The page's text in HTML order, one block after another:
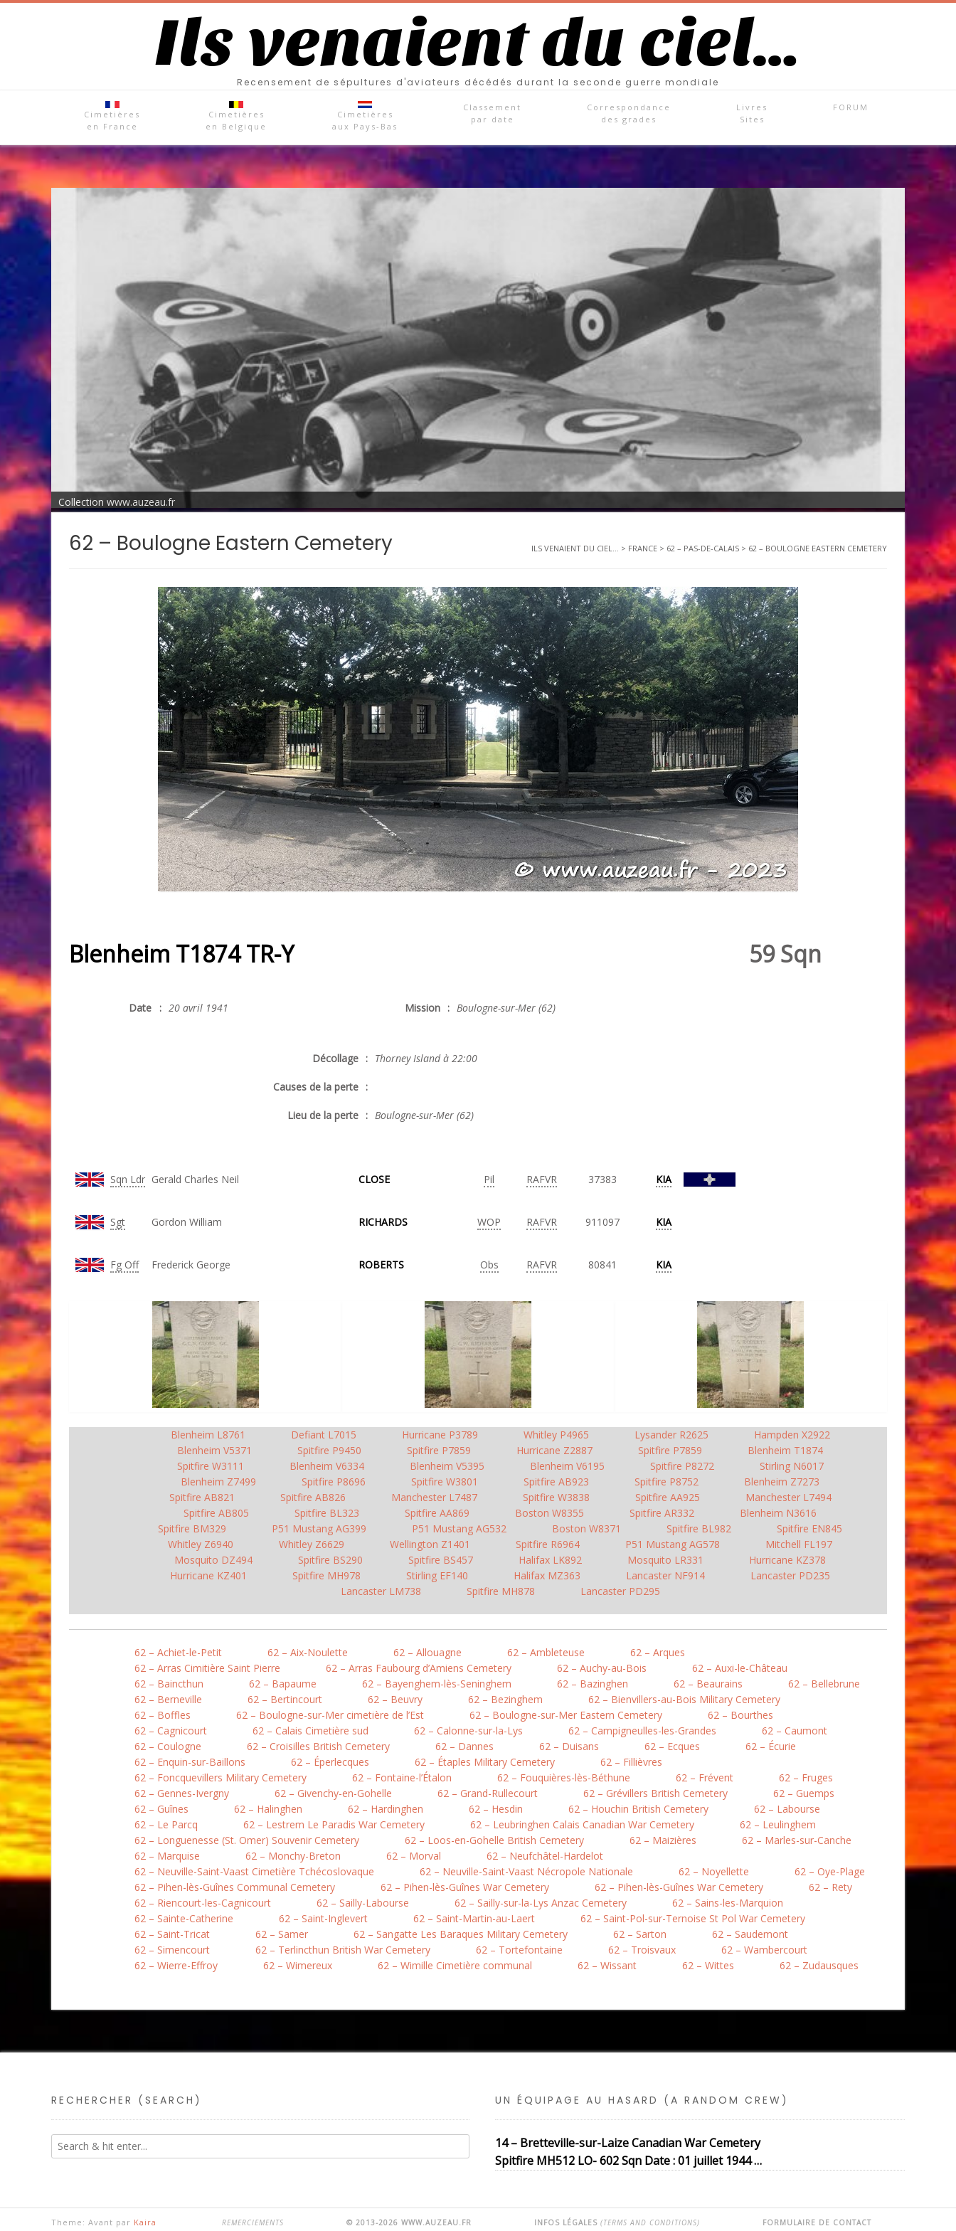
Ils venaient du ciel…
Recensement de sépultures d'aviateurs décédés durant la seconde guerre mondiale
Cimetières
en France
Cimetières
en Belgique
Cimetières
aux Pays-Bas
Classement
par date
Correspondance
des grades
Livres
Sites
FORUM
Collection www.auzeau.fr
62 – Boulogne Eastern Cemetery ILS VENAIENT DU CIEL... > FRANCE > 62 – PAS-DE-CALAIS > 62 – BOULOGNE EASTERN CEMETERY
Blenheim T1874 TR-Y 59 Sqn
Date : 20 avril 1941 Mission : Boulogne-sur-Mer (62)
Décollage : Thorney Island à 22:00
Causes de la perte :
Lieu de la perte : Boulogne-sur-Mer (62)
Sqn Ldr Gerald Charles Neil CLOSE Pil RAFVR 37383 KIA
Sgt Gordon William RICHARDS WOP RAFVR 911097 KIA
Fg Off Frederick George ROBERTS Obs RAFVR 80841 KIA
Blenheim L8761 Defiant L7015 Hurricane P3789 Whitley P4965 Lysander R2625
Hampden X2922
Blenheim V5371
Spitfire P9450 Spitfire P7859 Hurricane Z2887 Spitfire P7859
Blenheim T1874
Spitfire W3111
Blenheim V6334 Blenheim V5395 Blenheim V6195 Spitfire P8272
Stirling N6017
Blenheim Z7499
Spitfire P8696 Spitfire W3801 Spitfire AB923 Spitfire P8752
Blenheim Z7273
Spitfire AB821
Spitfire AB826 Manchester L7487 Spitfire W3838 Spitfire AA925
Manchester L7494
Spitfire AB805
Spitfire BL323 Spitfire AA869 Boston W8355 Spitfire AR332
Blenheim N3616
Spitfire BM329
P51 Mustang AG399 P51 Mustang AG532 Boston W8371 Spitfire BL982
Spitfire EN845
Whitley Z6940
Whitley Z6629 Wellington Z1401 Spitfire R6964 P51 Mustang AG578
Mitchell FL197
Mosquito DZ494
Spitfire BS290 Spitfire BS457 Halifax LK892 Mosquito LR331
Hurricane KZ378
Hurricane KZ401
Spitfire MH978 Stirling EF140 Halifax MZ363 Lancaster NF914
Lancaster PD235
Lancaster LM738
Spitfire MH878 Lancaster PD295
62 – Achiet-le-Petit 62 – Aix-Noulette 62 – Allouagne 62 – Ambleteuse
62 – Arques
62 – Arras Cimitière Saint Pierre
62 – Arras Faubourg d’Amiens Cemetery 62 – Auchy-au-Bois
62 – Auxi-le-Château
62 – Baincthun
62 – Bapaume 62 – Bayenghem-lès-Seninghem 62 – Bazinghen 62 – Beaurains
62 – Bellebrune
62 – Berneville
62 – Bertincourt 62 – Beuvry 62 – Bezinghem
62 – Bienvillers-au-Bois Military Cemetery
62 – Boffles
62 – Boulogne-sur-Mer cimetière de l’Est 62 – Boulogne-sur-Mer Eastern Cemetery
62 – Bourthes
62 – Cagnicourt
62 – Calais Cimetière sud 62 – Calonne-sur-la-Lys 62 – Campigneulles-les-Grandes
62 – Caumont
62 – Coulogne
62 – Croisilles British Cemetery 62 – Dannes 62 – Duisans 62 – Ecques
62 – Écurie
62 – Enquin-sur-Baillons
62 – Éperlecques 62 – Étaples Military Cemetery
62 – Fillièvres
62 – Foncquevillers Military Cemetery
62 – Fontaine-l’Étalon 62 – Fouquières-lès-Béthune 62 – Frévent
62 – Fruges
62 – Gennes-Ivergny
62 – Givenchy-en-Gohelle 62 – Grand-Rullecourt 62 – Grévillers British Cemetery
62 – Guemps
62 – Guînes
62 – Halinghen 62 – Hardinghen 62 – Hesdin 62 – Houchin British Cemetery
62 – Labourse
62 – Le Parcq
62 – Lestrem Le Paradis War Cemetery 62 – Leubringhen Calais Canadian War Cemetery
62 – Leulinghem
62 – Longuenesse (St. Omer) Souvenir Cemetery
62 – Loos-en-Gohelle British Cemetery 62 – Maizières
62 – Marles-sur-Canche
62 – Marquise
62 – Monchy-Breton 62 – Morval
62 – Neufchâtel-Hardelot
62 – Neuville-Saint-Vaast Cimetière Tchécoslovaque
62 – Neuville-Saint-Vaast Nécropole Nationale 62 – Noyellette
62 – Oye-Plage
62 – Pihen-lès-Guînes Communal Cemetery
62 – Pihen-lès-Guînes War Cemetery 62 – Pihen-lès-Guînes War Cemetery
62 – Rety
62 – Riencourt-les-Cagnicourt
62 – Sailly-Labourse 62 – Sailly-sur-la-Lys Anzac Cemetery
62 – Sains-les-Marquion
62 – Sainte-Catherine
62 – Saint-Inglevert 62 – Saint-Martin-au-Laert
62 – Saint-Pol-sur-Ternoise St Pol War Cemetery
62 – Saint-Tricat
62 – Samer 62 – Sangatte Les Baraques Military Cemetery 62 – Sarton
62 – Saudemont
62 – Simencourt
62 – Terlincthun British War Cemetery 62 – Tortefontaine 62 – Troisvaux
62 – Wambercourt
62 – Wierre-Effroy
62 – Wimereux 62 – Wimille Cimetière communal 62 – Wissant 62 – Wittes 62 – Zudausques
RECHERCHER (SEARCH) UN ÉQUIPAGE AU HASARD (A RANDOM CREW)
14 – Bretteville-sur-Laize Canadian War Cemetery
Spitfire MH512 LO- 602 Sqn Date : 01 juillet 1944 …
Theme: Avant par Kaira REMERCIEMENTS © 2013-2026 WWW.AUZEAU.FR INFOS LÉGALES (TERMS AND CONDITIONS) FORMULAIRE DE CONTACT